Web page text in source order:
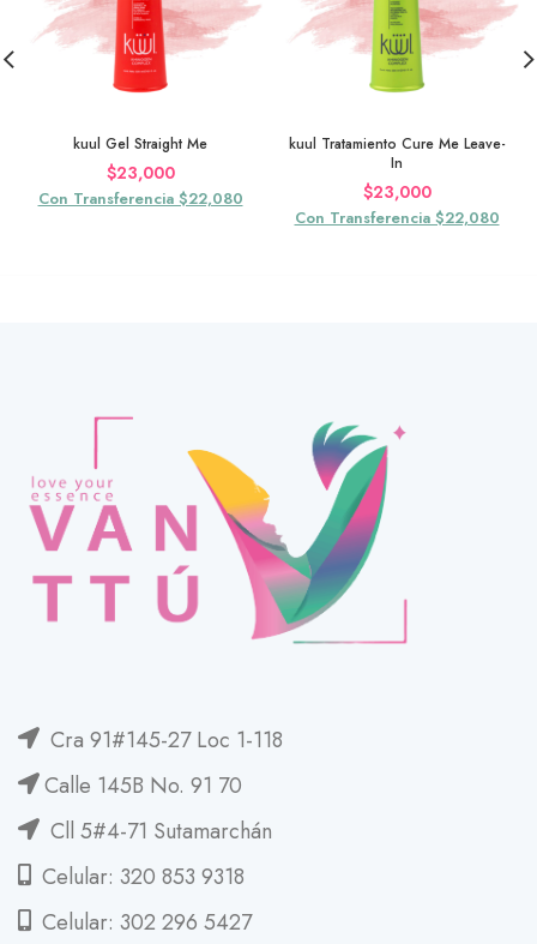
kuul Gel Straight Me
$23,000
Con Transferencia $22,080
kuul Tratamiento Cure Me Leave-
In
$23,000
Con Transferencia $22,080
Cra 91#145-27 Loc 1-118
Calle 145B No. 91 70
Cll 5#4-71 Sutamarchán
Celular: 320 853 9318
Celular: 302 296 5427